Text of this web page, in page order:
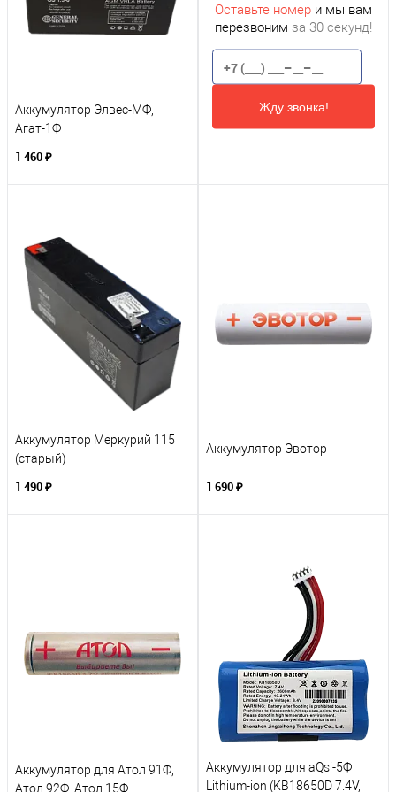
Аккумулятор Элвес-МФ,
Агат-1Ф
1 460 ₽
Оставьте номер и мы вам
перезвоним за 30 секунд!
Жду звонка!
Аккумулятор Меркурий 115
(старый)
1 490 ₽
Аккумулятор Эвотор
1 690 ₽
Аккумулятор для Атол 91Ф,
Атол 92Ф, Атол 15Ф
Аккумулятор для aQsi-5Ф
Lithium-ion (KB18650D 7.4V,